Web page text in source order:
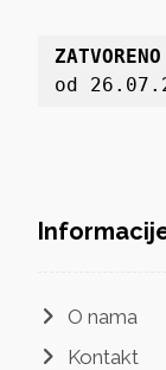
od
O nama
Kontakt